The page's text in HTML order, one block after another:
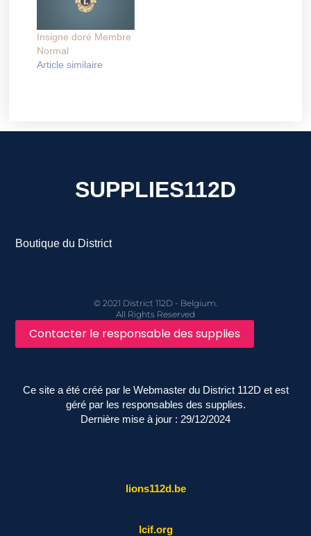
Insigne doré Membre
Normal
Article similaire
SUPPLIES112D
Boutique du District
© 2021 District 112D - Belgium.
All Rights Reserved
Contacter le responsable des supplies
Ce site a été créé par le Webmaster du District 112D et est
géré par les responsables des supplies.
Dernière mise à jour : 29/12/2024
lions112d.be
lcif.org